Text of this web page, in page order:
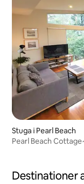
Stuga i Pearl Beach
Pearl Beach
Destinationer